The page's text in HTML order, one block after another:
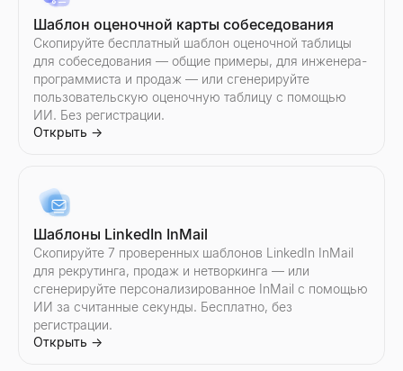
Шаблон оценочной карты собеседования
Скопируйте бесплатный шаблон оценочной таблицы
для собеседования — общие примеры, для инженера-
программиста и продаж — или сгенерируйте
пользовательскую оценочную таблицу с помощью
ИИ. Без регистрации.
Открыть →
Шаблоны LinkedIn InMail
Скопируйте 7 проверенных шаблонов LinkedIn InMail
для рекрутинга, продаж и нетворкинга — или
сгенерируйте персонализированное InMail с помощью
ИИ за считанные секунды. Бесплатно, без
регистрации.
Открыть →